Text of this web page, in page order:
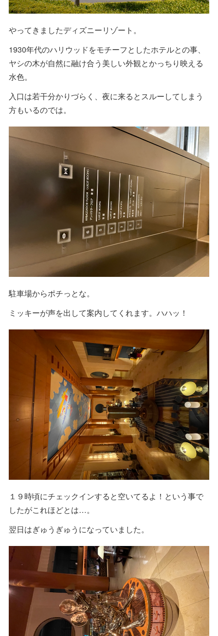
やってきましたディズニーリゾート。
1930年代のハリウッドをモチーフとしたホテルとの事、
ヤシの木が自然に融け合う美しい外観とかっちり映える
水色。
入口は若干分かりづらく、夜に来るとスルーしてしまう
方もいるのでは。
駐車場からポチっとな。
ミッキーが声を出して案内してくれます。ハハッ！
１９時頃にチェックインすると空いてるよ！という事で
したがこれほどとは…。
翌日はぎゅうぎゅうになっていました。